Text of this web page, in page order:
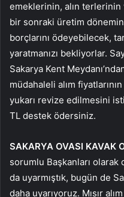
emeklerinin, alın terlerinin
bir sonraki üretim
borçlarını ödeyebilecek,
yaratmanızı bekliyorlar.
Sakarya Kent
müdahaleli alım
yukarı revize edilmesini
TL destek ödersiniz.
SAKARYA OVASI KAVAK
sorumlu Başkanları olarak
da uyarmıştık, bugün de
daha uyarıyoruz. Mısır